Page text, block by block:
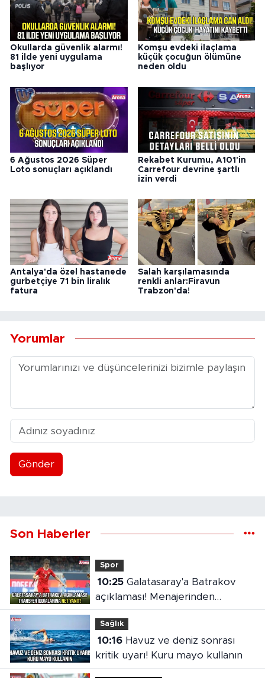
Okullarda güvenlik alarmı!
81 ilde yeni uygulama
başlıyor
Komşu evdeki ilaçlama
küçük çocuğun ölümüne
neden oldu
6 Ağustos 2026 Süper
Loto sonuçları açıklandı
Rekabet Kurumu, A101'in
Carrefour devrine şartlı
izin verdi
Antalya'da özel hastanede
gurbetçiye 71 bin liralık
fatura
Salah karşılamasında
renkli anlar:Firavun
Trabzon'da!
Yorumlar
Gönder
Son Haberler
Spor
10:25Galatasaray'a Batrakov
açıklaması! Menajerinden
transfer iddialarına net yanıt
Sağlık
10:16Havuz ve deniz sonrası
kritik uyarı! Kuru mayo kullanın